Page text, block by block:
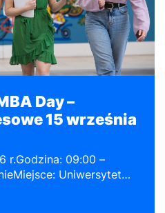
Day –
15 września
r.Godzina: 09:00 –
Uniwersytet
Budynek B, I piętro,